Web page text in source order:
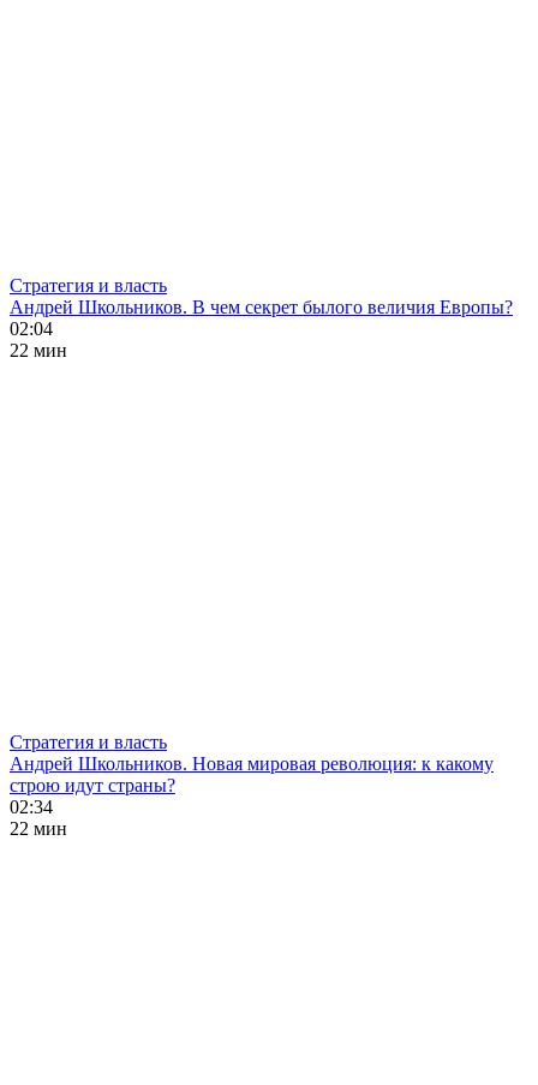
Стратегия и власть
Андрей Школьников. В чем секрет былого величия Европы?
02:04
22 мин
Стратегия и власть
Андрей Школьников. Новая мировая революция: к какому
строю идут страны?
02:34
22 мин